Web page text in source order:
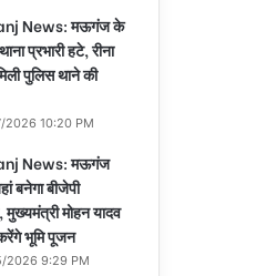
News: मऊगंज के
प्रभारी हटे, रीना
पुलिस थाने की
2026 10:20 PM
News: मऊगंज
बनेगा बीजेपी
मुख्यमंत्री मोहन यादव
भूमि पूजन
2026 9:29 PM